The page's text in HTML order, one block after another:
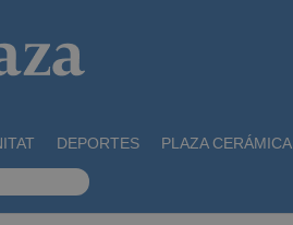
DEPORTES PLAZA CERÁMICA